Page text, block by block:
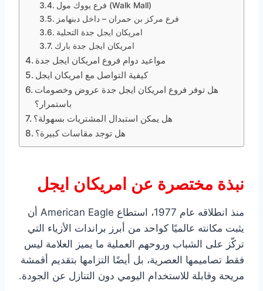
فرع يووك مول (Walk Mall)
فرع مركز بن حمران – داخل دبنهامز
امريكان ايجل جدة التحلية
امريكان ايجل جدة بارك
مواعيد دوام فروع امريكان ايجل جدة
كيفية التواصل مع امريكان ايجل
هل توفر فروع امريكان ايجل جدة عروض وخصومات
باستمرار؟
هل يمكن استبدال المشتريات بسهولة؟
هل توجد مقاسات كبيرة؟
نبذة مختصرة عن امريكان ايجل
منذ انطلاقه عام 1977، استطاع American Eagle أن
يثبت مكانته عالميًا كواحد من أبرز براندات الأزياء التي
تركّز على الشباب وروحهم العملية ما يميز العلامة ليس
فقط تصاميمها العصرية، بل أيضًا التزامها بتقديم أقمشة
مريحة وقابلة للاستخدام اليومي دون التنازل عن الجودة.